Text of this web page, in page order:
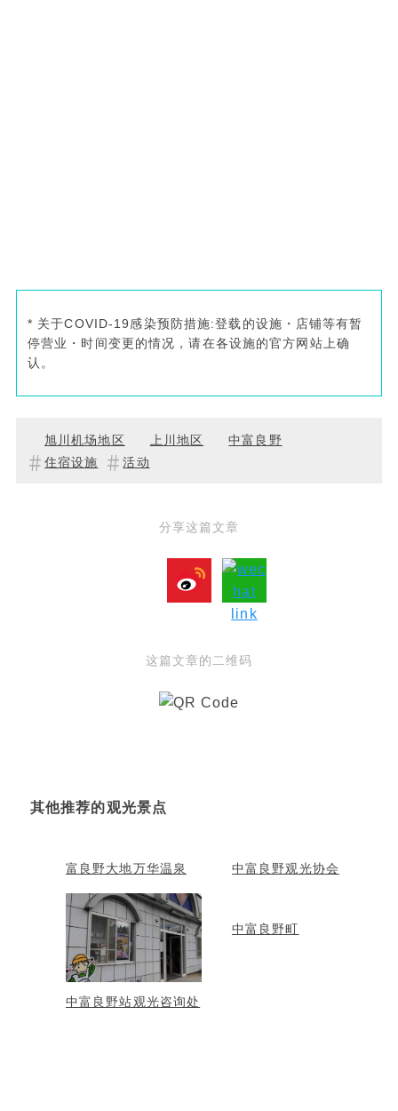
* 关于COVID-19感染预防措施:登载的设施・店铺等有暂
停营业・时间变更的情况，请在各设施的官方网站上确
认。
旭川机场地区 上川地区
中富良野
住宿设施
活动
分享这篇文章
这篇文章的二维码
其他推荐的观光景点
富良野大地万华温泉 中富良野观光协会
中富良野站观光咨询处
中富良野町